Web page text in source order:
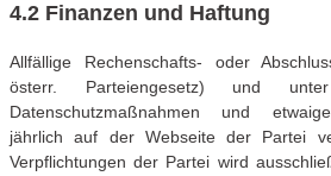
4.2 Finanzen und Haftung
Allfällige Rechenschafts- oder
österr. Parteiengesetz) und
Datenschutzmaßnahmen und
jährlich auf der Webseite der Partei
Verpflichtungen der Partei wird